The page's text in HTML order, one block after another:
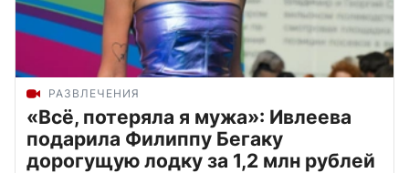
РАЗВЛЕЧЕНИЯ
«Всё, потеряла я мужа»: Ивлеева
подарила Филиппу Бегаку
дорогущую лодку за 1,2 млн рублей